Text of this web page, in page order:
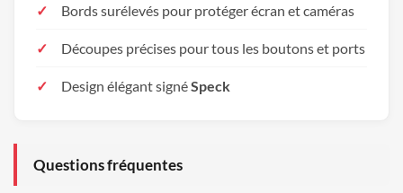
Bords surélevés pour protéger écran et caméras
Découpes précises pour tous les boutons et ports
Design élégant signéSpeck
Questions fréquentes